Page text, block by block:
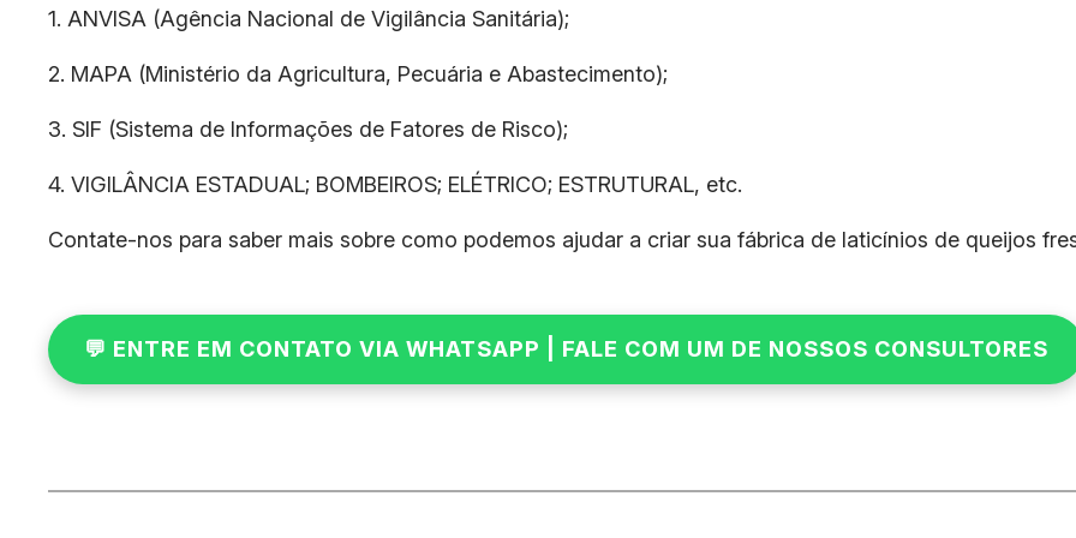
1. ANVISA (Agência Nacional de Vigilância Sanitária);
2. MAPA (Ministério da Agricultura, Pecuária e Abastecimento);
3. SIF (Sistema de Informações de Fatores de Risco);
4. VIGILÂNCIA ESTADUAL; BOMBEIROS; ELÉTRICO; ESTRUTURAL, etc.
Contate-nos para saber mais sobre como podemos ajudar a criar sua fábrica de laticínios de queijos